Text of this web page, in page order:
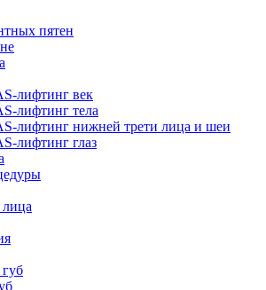
пятен
лифтинг век
лифтинг тела
лифтинг нижней трети лица и шеи
лифтинг глаз